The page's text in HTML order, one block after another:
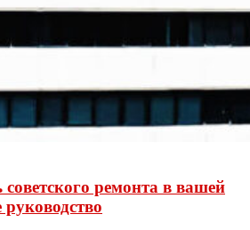
ремонта в вашей